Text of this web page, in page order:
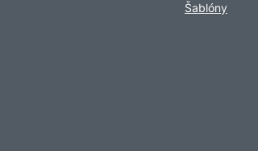
Šablóny